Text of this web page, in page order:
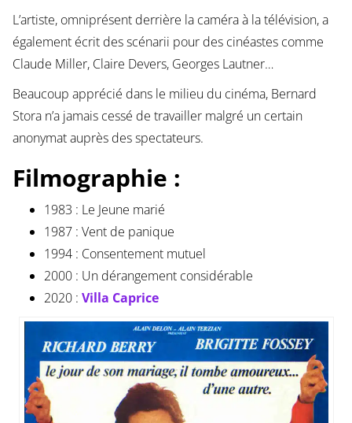
L’artiste, omniprésent derrière la caméra à la télévision, a
également écrit des scénarii pour des cinéastes comme
Claude Miller, Claire Devers, Georges Lautner…
Beaucoup apprécié dans le milieu du cinéma, Bernard
Stora n’a jamais cessé de travailler malgré un certain
anonymat auprès des spectateurs.
Filmographie :
1983 : Le Jeune marié
1987 : Vent de panique
1994 : Consentement mutuel
2000 : Un dérangement considérable
2020 : Villa Caprice